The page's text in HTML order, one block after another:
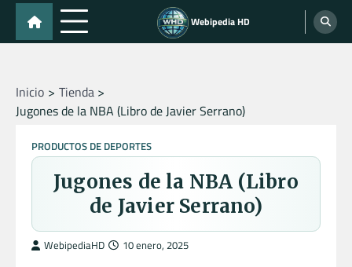
Skip
content
Webipedia HD
Inicio
Tienda
Jugones de la NBA (Libro de Javier Serrano)
PRODUCTOS DE DEPORTES
Jugones de la NBA (Libro
de Javier Serrano)
WebipediaHD 10 enero, 2025